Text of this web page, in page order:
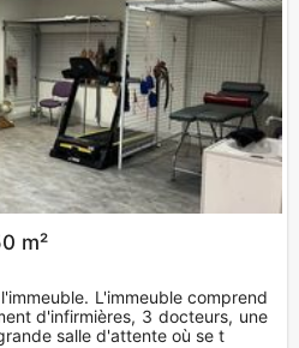
m²
L'immeuble comprend
d'infirmières, 3 docteurs, une
salle d'attente où se t